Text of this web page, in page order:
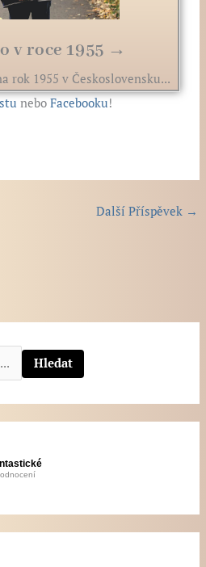
v roce 1955 →
rok 1955 v Československu...
neboFacebooku!
Další Příspěvek →
Hledat